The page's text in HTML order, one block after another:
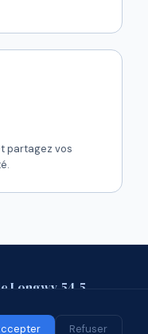
partagez vos
Longwy 54.5
Refuser